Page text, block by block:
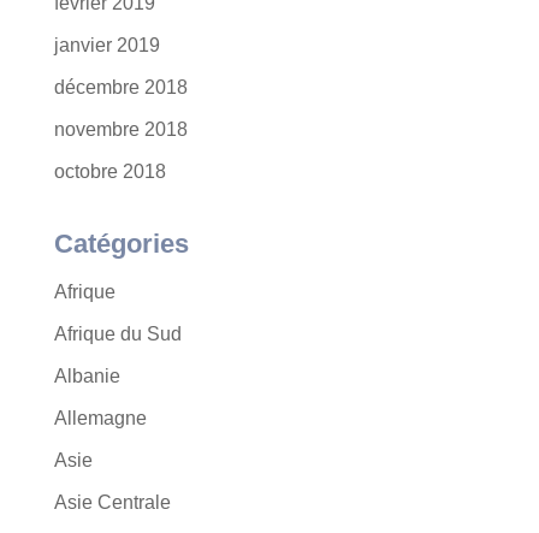
janvier 2019
décembre 2018
novembre 2018
octobre 2018
Catégories
Afrique
Afrique du Sud
Albanie
Allemagne
Asie
Asie Centrale